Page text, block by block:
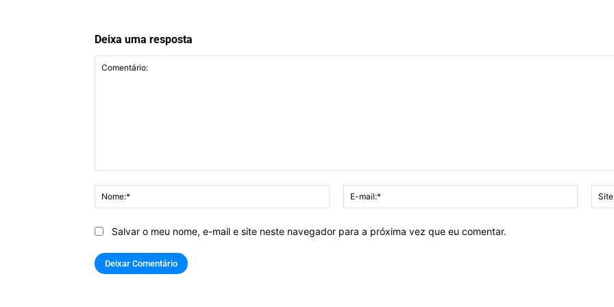
Deixa uma resposta
Nome:*
mail:*
Salvar o meu nome, e-mail e site neste navegador para a próxima vez que eu comentar.